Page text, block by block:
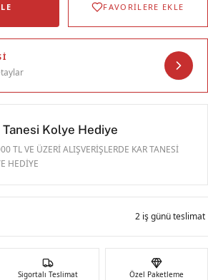
FAVORİLERE EKLE
Tanesi Kolye Hediye
TL VE ÜZERİ ALIŞVERİŞLERDE KAR TANESİ
HEDİYE
2 iş günü teslimat
Sigortalı Teslimat
Özel Paketleme